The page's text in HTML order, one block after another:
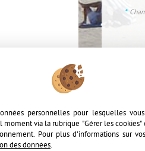
*
Mentions Légales
Plan
Accès
personnelles pour lesquelles
via la rubrique "Gérer les
Pour plus d'informations sur
des données.